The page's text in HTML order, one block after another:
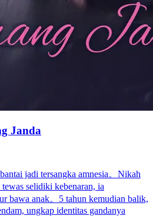
membalas dendam atas
mengalami berbagai cobaan dan
membongkar wajah asli Permaisuri
Melalui perjalanan balas